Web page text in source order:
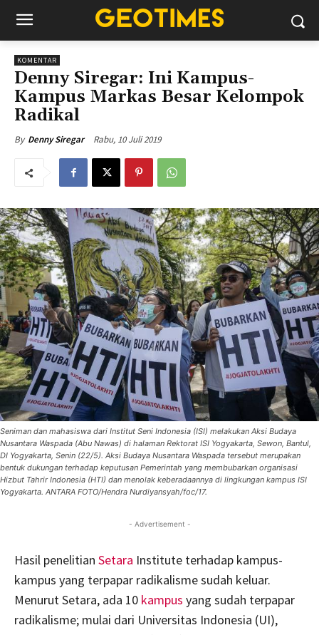
KOMENTAR
Denny Siregar: Ini Kampus-
Kampus Markas Besar Kelompok
Radikal
By Denny Siregar Rabu, 10 Juli 2019
Seniman dan mahasiswa dari Institut Seni Indonesia (ISI) melakukan Aksi Budaya
Nusantara Waspada (Abu Nawas) di halaman Rektorat ISI Yogyakarta, Sewon, Bantul,
DI Yogyakarta, Senin (22/5). Aksi Budaya Nusantara Waspada tersebut merupakan
bentuk dukungan terhadap keputusan Pemerintah yang membubarkan organisasi
Hizbut Tahrir Indonesia (HTI) dan menolak keberadaannya di lingkungan kampus ISI
Yogyakarta. ANTARA FOTO/Hendra Nurdiyansyah/foc/17.
- Advertisement -
Hasil penelitian Setara Institute terhadap kampus-
kampus yang terpapar radikalisme sudah keluar.
Menurut Setara, ada 10 kampus yang sudah terpapar
radikalisme; mulai dari Universitas Indonesia (UI),